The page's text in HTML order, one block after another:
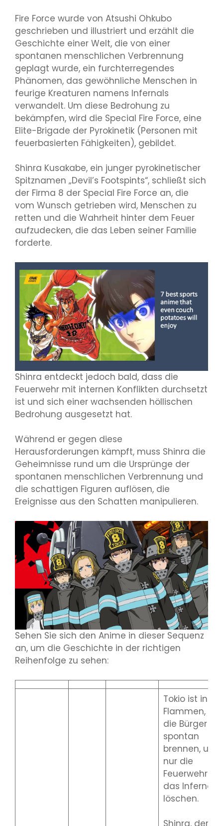
Fire Force wurde von Atsushi Ohkubo
geschrieben und illustriert und erzählt die
Geschichte einer Welt, die von einer
spontanen menschlichen Verbrennung
geplagt wurde, ein furchterregendes
Phänomen, das gewöhnliche Menschen in
feurige Kreaturen namens Infernals
verwandelt. Um diese Bedrohung zu
bekämpfen, wird die Special Fire Force, eine
Elite-Brigade der Pyrokinetik (Personen mit
feuerbasierten Fähigkeiten), gebildet.
Shinra Kusakabe, ein junger pyrokinetischer
Spitznamen „Devil’s Footspints“, schließt sich
der Firma 8 der Special Fire Force an, die
vom Wunsch getrieben wird, Menschen zu
retten und die Wahrheit hinter dem Feuer
aufzudecken, die das Leben seiner Familie
forderte.
Shinra entdeckt jedoch bald, dass die
Feuerwehr mit internen Konflikten durchsetzt
ist und sich einer wachsenden höllischen
Bedrohung ausgesetzt hat.
Während er gegen diese
Herausforderungen kämpft, muss Shinra die
Geheimnisse rund um die Ursprünge der
spontanen menschlichen Verbrennung und
die schattigen Figuren auflösen, die
Ereignisse aus den Schatten manipulieren.
Sehen Sie sich den Anime in dieser Sequenz
an, um die Geschichte in der richtigen
Reihenfolge zu sehen:
Tokio ist in
Flammen, als
die Bürger
spontan
brennen, und
nur die
Feuerwehr
das Inferno
löschen.